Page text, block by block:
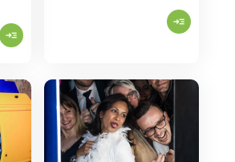
read_more
read_more